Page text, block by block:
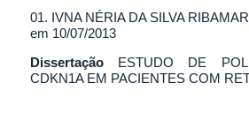
01. IVNA NÉRIA DA SILVA
em 10/07/2013
Dissertação ESTUDO DE
CDKN1A EM PACIENTES COM